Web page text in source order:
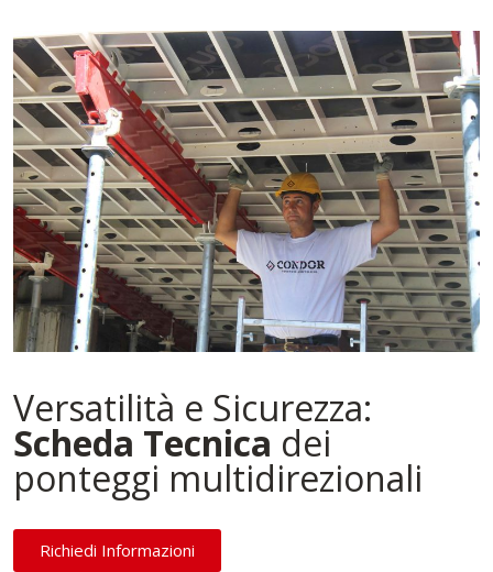
Versatilità e Sicurezza:
Scheda Tecnica dei
ponteggi multidirezionali
Richiedi Informazioni